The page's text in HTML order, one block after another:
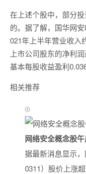
在上述个股中，部分
的。据了解，国华网
021年上半年营业收入
上市公司股东的净利
基本每股收益盈利
相关推荐
网络安全概念股
据最新消息显示
0311）股价上涨